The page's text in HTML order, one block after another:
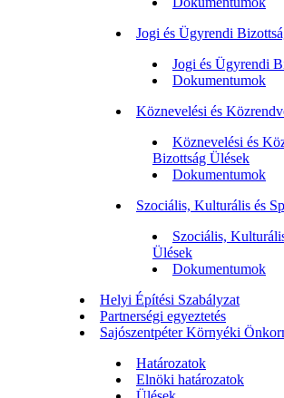
Jogi és Ügyrendi
Jogi és Ügyrendi
Dokumentumok
Köznevelési és
Köznevelési és
Bizottság Ülések
Dokumentumok
Szociális, Kulturális és
Szociális,
Ülések
Dokumentumok
Helyi Építési Szabályzat
Partnerségi egyeztetés
Sajószentpéter Környéki
Határozatok
Elnöki határozatok